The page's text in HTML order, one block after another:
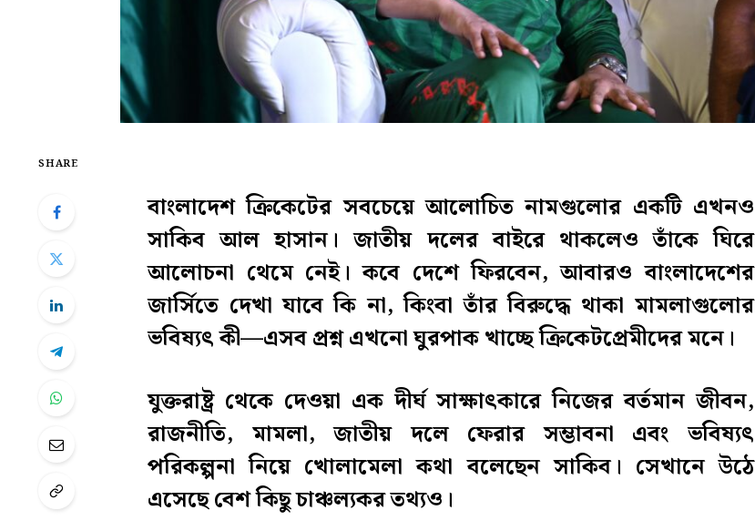
SHARE
বাংলাদেশ ক্রিকেটের সবচেয়ে আলোচিত নামগুলোর একটি এখনও
সাকিব আল হাসান। জাতীয় দলের বাইরে থাকলেও তাঁকে ঘিরে
আলোচনা থেমে নেই। কবে দেশে ফিরবেন, আবারও বাংলাদেশের
জার্সিতে দেখা যাবে কি না, কিংবা তাঁর বিরুদ্ধে থাকা মামলাগুলোর
ভবিষ্যৎ কী—এসব প্রশ্ন এখনো ঘুরপাক খাচ্ছে ক্রিকেটপ্রেমীদের মনে।
যুক্তরাষ্ট্র থেকে দেওয়া এক দীর্ঘ সাক্ষাৎকারে নিজের বর্তমান জীবন,
রাজনীতি, মামলা, জাতীয় দলে ফেরার সম্ভাবনা এবং ভবিষ্যৎ
পরিকল্পনা নিয়ে খোলামেলা কথা বলেছেন সাকিব। সেখানে উঠে
এসেছে বেশ কিছু চাঞ্চল্যকর তথ্যও।